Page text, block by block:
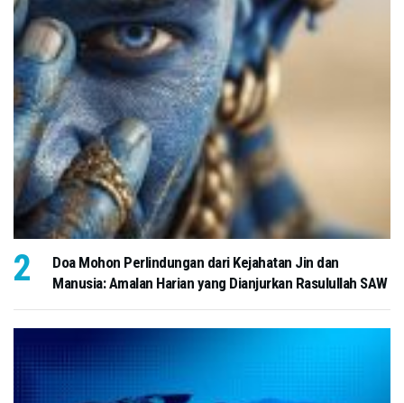
Doa Mohon Perlindungan dari Kejahatan Jin dan
Manusia: Amalan Harian yang Dianjurkan Rasulullah SAW